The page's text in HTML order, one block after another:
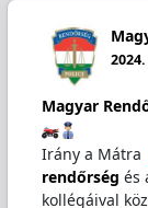
Magyar
Irány a Mátra
rendőrség és
kollégáival